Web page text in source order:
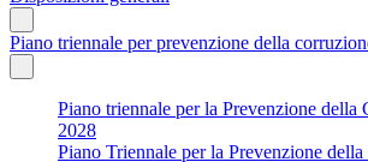
Piano triennale per prevenzione della
Piano triennale per la Prevenzione della
2028
Piano Triennale per la Prevenzione